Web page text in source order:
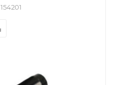
154201